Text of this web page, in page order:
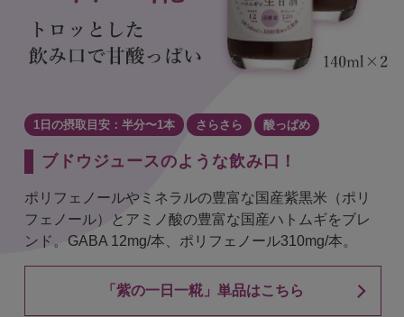
1日の摂取目安：半分〜1本 さらさら 酸っぱめ
ブドウジュースのような飲み口！
ポリフェノールやミネラルの豊富な国産紫黒米（ポリ
フェノール）とアミノ酸の豊富な国産ハトムギをブレ
ンド。GABA 12mg/本、ポリフェノール310mg/本。
「紫の一日一糀」単品はこちら